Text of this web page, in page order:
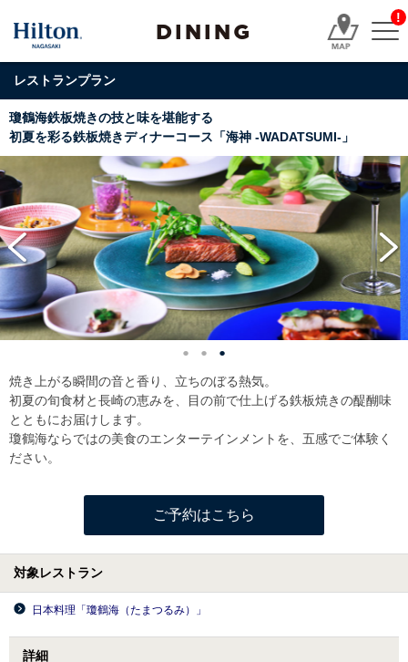
DINING
!
レストランプラン
瓊鶴海鉄板焼きの技と味を堪能する
初夏を彩る鉄板焼きディナーコース「海神 -WADATSUMI-」
焼き上がる瞬間の音と香り、立ちのぼる熱気。
初夏の旬食材と長崎の恵みを、目の前で仕上げる鉄板焼きの醍醐味
とともにお届けします。
瓊鶴海ならではの美食のエンターテインメントを、五感でご体験く
ださい。
ご予約はこちら
対象レストラン
日本料理「瓊鶴海（たまつるみ）」
詳細